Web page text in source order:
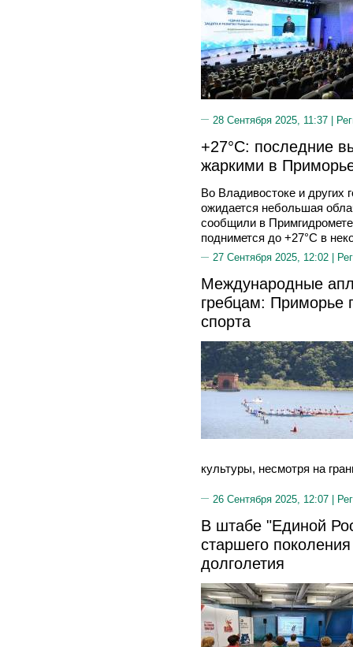
28 Сентября 2025, 11:37 |
+27°C: последние
жаркими в
Во Владивостоке и других
ожидается небольшая
сообщили в
поднимется до +27°C в
27 Сентября 2025, 12:02 |
Международные
гребцам: Приморье
спорта
культуры, несмотря на
26 Сентября 2025, 12:07 |
В штабе "Единой
старшего
долголетия